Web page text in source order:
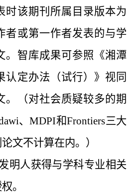
时该期刊所属目录版本为
者或第一作者发表的与学
。智库成果可参照《湘潭
认定办法（试行）》视同
。（对社会质疑较多的期
、MDPI和Frontiers三大
文不计算在内。）
明人获得与学科专业相关
。